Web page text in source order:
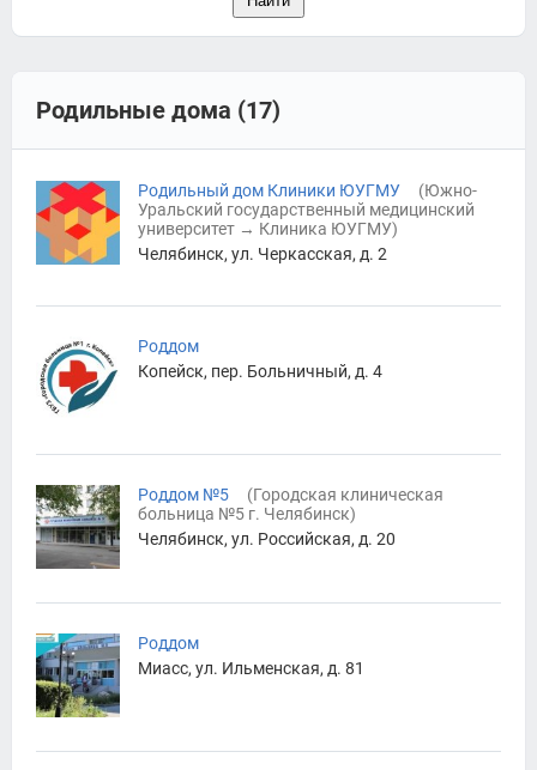
Родильные дома (17)
Родильный дом Клиники ЮУГМУ (Южно-
Уральский государственный медицинский
университет → Клиника ЮУГМУ)
Челябинск, ул. Черкасская, д. 2
Роддом
Копейск, пер. Больничный, д. 4
Роддом №5 (Городская клиническая
больница №5 г. Челябинск)
Челябинск, ул. Российская, д. 20
Роддом
Миасс, ул. Ильменская, д. 81